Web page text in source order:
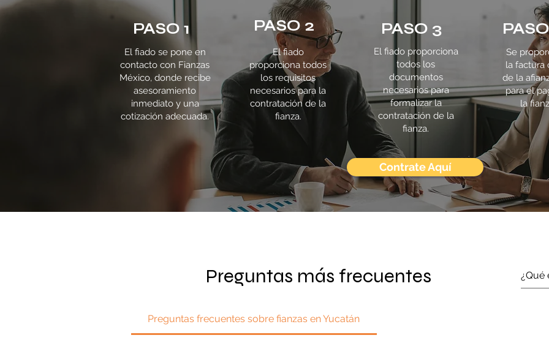
El fiado se pone en
contacto con Fianzas
México, donde recibe
asesoramiento
inmediato y una
cotización adecuada.
PASO 1 PASO 2
El fiado
proporciona todos
los requisitos
necesarios para la
contratación de la
fianza.
El fiado proporciona
todos los
documentos
necesarios para
formalizar la
contratación de la
fianza.
PASO 3
Se
la factura
de la
para el
la
Contrate Aquí
Preguntas más frecuentes
Preguntas frecuentes sobre fianzas en Yucatán